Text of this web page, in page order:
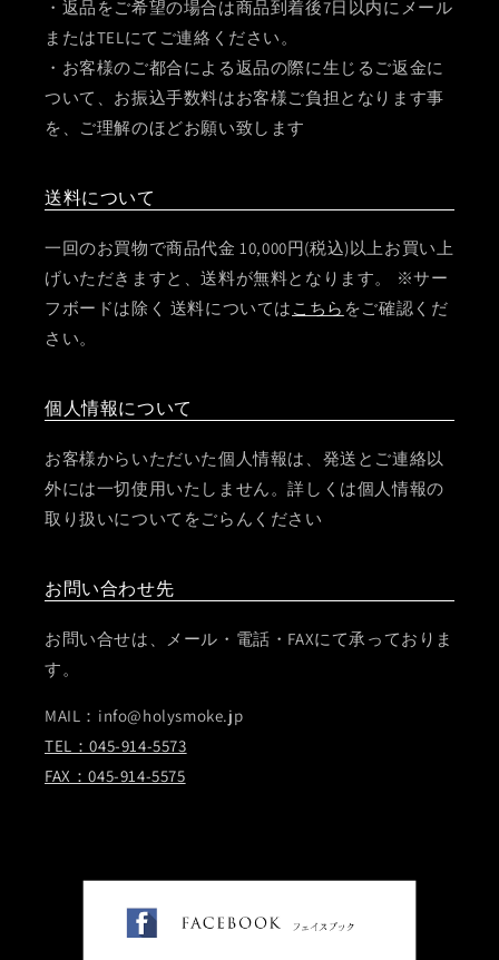
・返品をご希望の場合は商品到着後7日以内にメール
またはTELにてご連絡ください。
・お客様のご都合による返品の際に生じるご返金に
ついて、お振込手数料はお客様ご負担となります事
を、ご理解のほどお願い致します
送料について
一回のお買物で商品代金 10,000円(税込)以上お買い上
げいただきますと、送料が無料となります。 ※サー
フボードは除く 送料については こちら をご確認くだ
さい。
個人情報について
お客様からいただいた個人情報は、発送とご連絡以
外には一切使用いたしません。詳しくは個人情報の
取り扱いについてをごらんください
お問い合わせ先
お問い合せは、メール・電話・FAXにて承っておりま
す。
MAIL：info@holysmoke.jp
TEL：045-914-5573
FAX：045-914-5575